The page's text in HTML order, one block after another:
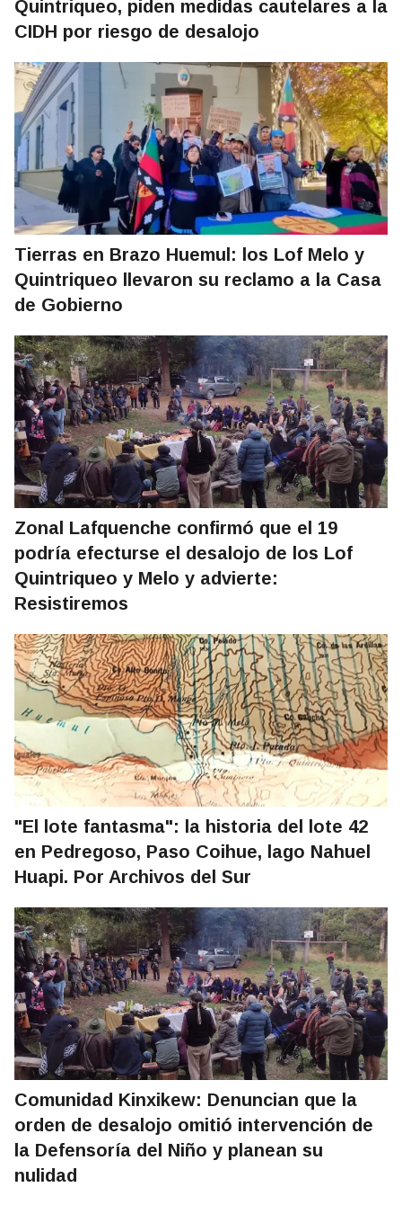
Quintriqueo, piden medidas cautelares a la
CIDH por riesgo de desalojo
Tierras en Brazo Huemul: los Lof Melo y
Quintriqueo llevaron su reclamo a la Casa
de Gobierno
Zonal Lafquenche confirmó que el 19
podría efecturse el desalojo de los Lof
Quintriqueo y Melo y advierte:
Resistiremos
"El lote fantasma": la historia del lote 42
en Pedregoso, Paso Coihue, lago Nahuel
Huapi. Por Archivos del Sur
Comunidad Kinxikew: Denuncian que la
orden de desalojo omitió intervención de
la Defensoría del Niño y planean su
nulidad